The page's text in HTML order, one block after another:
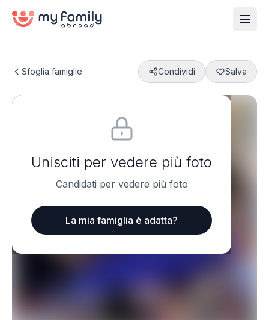
Sfoglia famiglie Condividi Salva
Unisciti per vedere più foto
Candidati per vedere più foto
La mia famiglia è adatta?